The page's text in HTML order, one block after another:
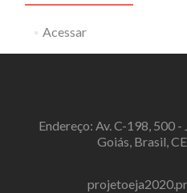
Acessar
Endereço: Av. C-198, 500
Goiás, Brasil,